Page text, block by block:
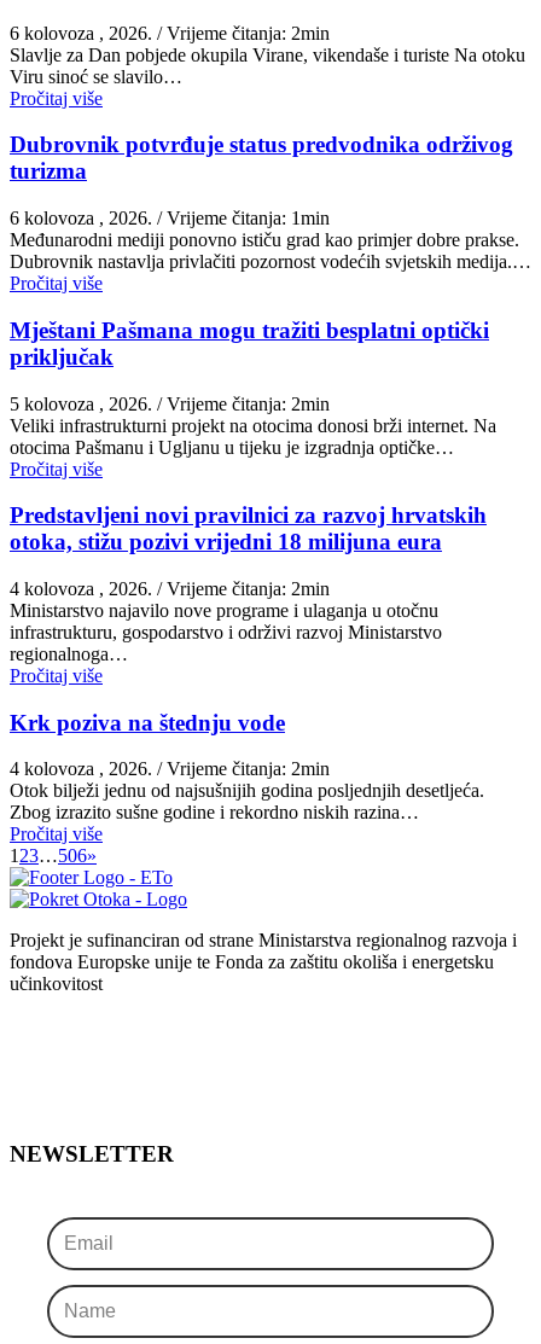
6 kolovoza , 2026. / Vrijeme čitanja: 2min
Slavlje za Dan pobjede okupila Virane, vikendaše i turiste Na otoku
Viru sinoć se slavilo…
Pročitaj više
Dubrovnik potvrđuje status predvodnika održivog
turizma
6 kolovoza , 2026. / Vrijeme čitanja: 1min
Međunarodni mediji ponovno ističu grad kao primjer dobre prakse.
Dubrovnik nastavlja privlačiti pozornost vodećih svjetskih medija.…
Pročitaj više
Mještani Pašmana mogu tražiti besplatni optički
priključak
5 kolovoza , 2026. / Vrijeme čitanja: 2min
Veliki infrastrukturni projekt na otocima donosi brži internet. Na
otocima Pašmanu i Ugljanu u tijeku je izgradnja optičke…
Pročitaj više
Predstavljeni novi pravilnici za razvoj hrvatskih
otoka, stižu pozivi vrijedni 18 milijuna eura
4 kolovoza , 2026. / Vrijeme čitanja: 2min
Ministarstvo najavilo nove programe i ulaganja u otočnu
infrastrukturu, gospodarstvo i održivi razvoj Ministarstvo
regionalnoga…
Pročitaj više
Krk poziva na štednju vode
4 kolovoza , 2026. / Vrijeme čitanja: 2min
Otok bilježi jednu od najsušnijih godina posljednjih desetljeća.
Zbog izrazito sušne godine i rekordno niskih razina…
Pročitaj više
123…506»
Projekt je sufinanciran od strane Ministarstva regionalnog razvoja i
fondova Europske unije te Fonda za zaštitu okoliša i energetsku
učinkovitost
NEWSLETTER